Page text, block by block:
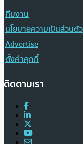
ทีมงาน
นโยบายความเป็นส่วนตัว
Advertise
ตั้งค่าคุกกี้
ติดตามเรา